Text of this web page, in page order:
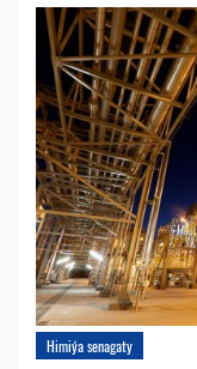
Himiýa senagaty